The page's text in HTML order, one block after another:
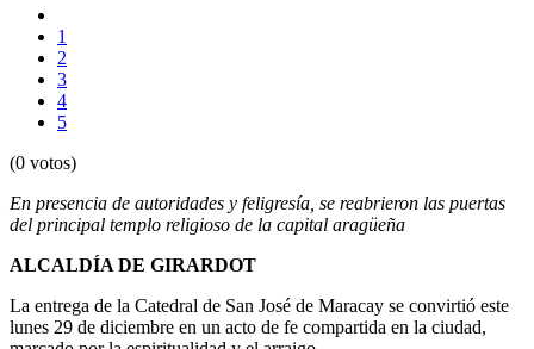
1
2
3
4
5
(0 votos)
En presencia de autoridades y feligresía, se reabrieron las puertas
del principal templo religioso de la capital aragüeña
ALCALDÍA DE GIRARDOT
La entrega de la Catedral de San José de Maracay se convirtió este
lunes 29 de diciembre en un acto de fe compartida en la ciudad,